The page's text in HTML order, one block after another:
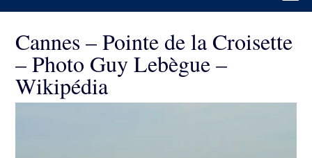
Cannes – Pointe de la Croisette
– Photo Guy Lebègue –
Wikipédia